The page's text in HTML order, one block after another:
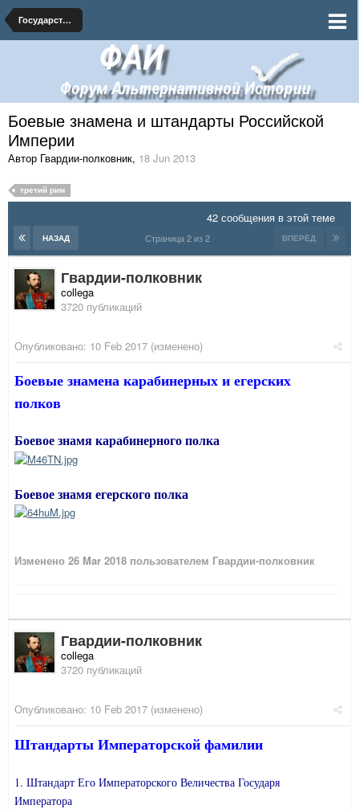
Государственная и военная символика Российской Империи
Боевые знамена и штандарты Российской
Империи
Автор Гвардии-полковник, 18 Jun 2013
третий рим
42 сообщения в этой теме
НАЗАД ВПЕРЁД
Страница 2 из 2
Гвардии-полковник
collega
3720 публикаций
Опубликовано: 10 Feb 2017 (изменено)
Боевые знамена карабинерных и егерских
полков
Боевое знамя карабинерного полка
Боевое знамя егерского полка
Изменено 26 Mar 2018 пользователем Гвардии-полковник
Гвардии-полковник
collega
3720 публикаций
Опубликовано: 10 Feb 2017 (изменено)
Штандарты Императорской фамилии
1. Штандарт Его Императорского Величества Государя
Императора